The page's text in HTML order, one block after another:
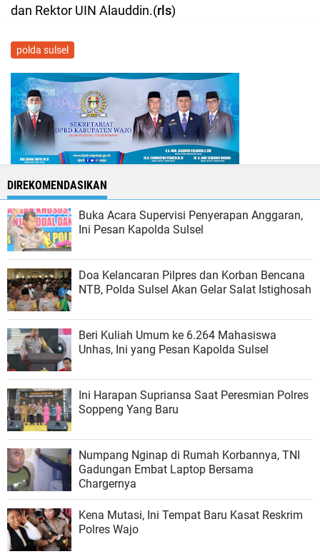
dan Rektor UIN Alauddin.(rls)
polda sulsel
DIREKOMENDASIKAN
Buka Acara Supervisi Penyerapan Anggaran,
Ini Pesan Kapolda Sulsel
Doa Kelancaran Pilpres dan Korban Bencana
NTB, Polda Sulsel Akan Gelar Salat Istighosah
Beri Kuliah Umum ke 6.264 Mahasiswa
Unhas, Ini yang Pesan Kapolda Sulsel
Ini Harapan Supriansa Saat Peresmian Polres
Soppeng Yang Baru
Numpang Nginap di Rumah Korbannya, TNI
Gadungan Embat Laptop Bersama
Chargernya
Kena Mutasi, Ini Tempat Baru Kasat Reskrim
Polres Wajo